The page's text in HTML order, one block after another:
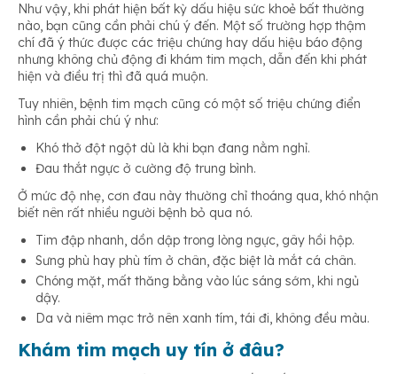
Như vậy, khi phát hiện bất kỳ dấu hiệu sức khoẻ bất thường
nào, bạn cũng cần phải chú ý đến. Một số trường hợp thậm
chí đã ý thức được các triệu chứng hay dấu hiệu báo động
nhưng không chủ động đi khám tim mạch, dẫn đến khi phát
hiện và điều trị thì đã quá muộn.
Tuy nhiên, bệnh tim mạch cũng có một số triệu chứng điển
hình cần phải chú ý như:
Khó thở đột ngột dù là khi bạn đang nằm nghỉ.
Đau thắt ngực ở cường độ trung bình.
Ở mức độ nhẹ, cơn đau này thường chỉ thoáng qua, khó nhận
biết nên rất nhiều người bệnh bỏ qua nó.
Tim đập nhanh, dồn dập trong lòng ngực, gây hồi hộp.
Sưng phù hay phù tím ở chân, đặc biệt là mắt cá chân.
Chóng mặt, mất thăng bằng vào lúc sáng sớm, khi ngủ
dậy.
Da và niêm mạc trở nên xanh tím, tái đi, không đều màu.
Khám tim mạch uy tín ở đâu?